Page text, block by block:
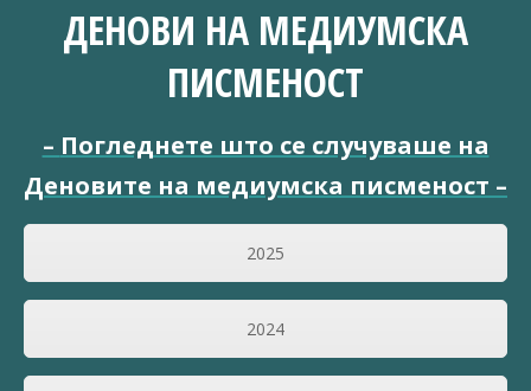
ДЕНОВИ НА МЕДИУМСКА
ПИСМЕНОСТ
– Погледнете што се случуваше на
Деновите на медиумска писменост –
2025
2024